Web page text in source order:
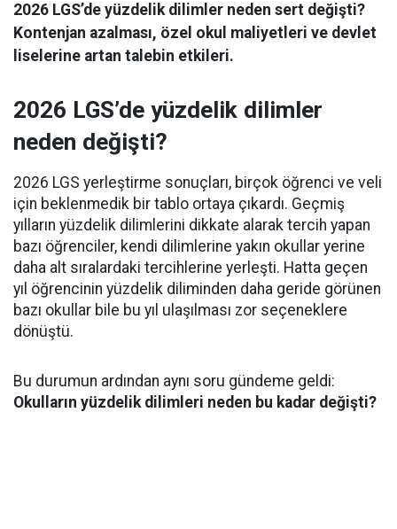
2026 LGS’de yüzdelik dilimler neden sert değişti?
Kontenjan azalması, özel okul maliyetleri ve devlet
liselerine artan talebin etkileri.
2026 LGS’de yüzdelik dilimler
neden değişti?
2026 LGS yerleştirme sonuçları, birçok öğrenci ve veli
için beklenmedik bir tablo ortaya çıkardı. Geçmiş
yılların yüzdelik dilimlerini dikkate alarak tercih yapan
bazı öğrenciler, kendi dilimlerine yakın okullar yerine
daha alt sıralardaki tercihlerine yerleşti. Hatta geçen
yıl öğrencinin yüzdelik diliminden daha geride görünen
bazı okullar bile bu yıl ulaşılması zor seçeneklere
dönüştü.
Bu durumun ardından aynı soru gündeme geldi:
Okulların yüzdelik dilimleri neden bu kadar değişti?